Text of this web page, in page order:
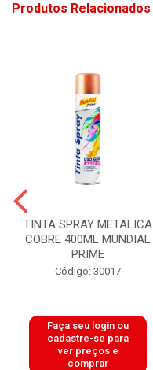
Produtos Relacionados
TINTA SPRAY METALICA
COBRE 400ML MUNDIAL
PRIME
Código: 30017
Faça seu login ou
cadastre-se para
ver preços e
comprar